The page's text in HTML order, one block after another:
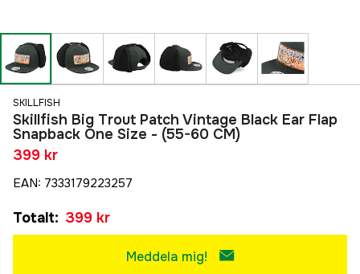
SKILLFISH
Skillfish Big Trout Patch Vintage Black Ear Flap
Snapback One Size - (55-60 CM)
399 kr
EAN: 7333179223257
Totalt: 399 kr
Meddela mig!